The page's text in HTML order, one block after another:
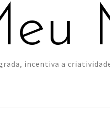
incentiva a